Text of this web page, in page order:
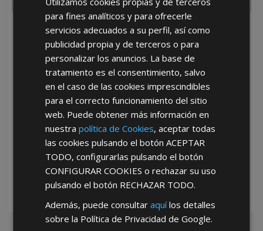
He leído y acepto la Política de Privacidad
*Abstenerse particulares, sólo venta a tiendas y empresas minoristas y
para fines analíticos y para ofrecerle
servicios adecuados a su perfil, así como
publicidad propia y de terceros o para
personalizar los anuncios. La base de
tratamiento es el consentimiento, salvo
en el caso de las cookies imprescindibles
para el correcto funcionamiento del sitio
web. Puede obtener más información en
nuestrapolítica de Cookies, aceptar todas
las cookies pulsando el botónACEPTAR
TODO, configurarlas pulsando el botón
CONFIGURAR COOKIES o rechazar su uso
pulsando el botón RECHAZAR TODO.
Además, puede consultaraquílos detalles
sobre la Política de Privacidad de Google.